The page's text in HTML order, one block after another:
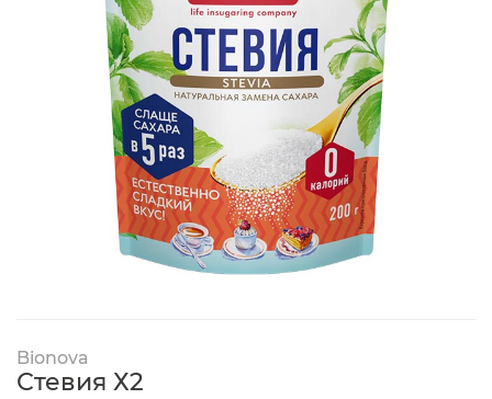
Bionova
Стевия Х2